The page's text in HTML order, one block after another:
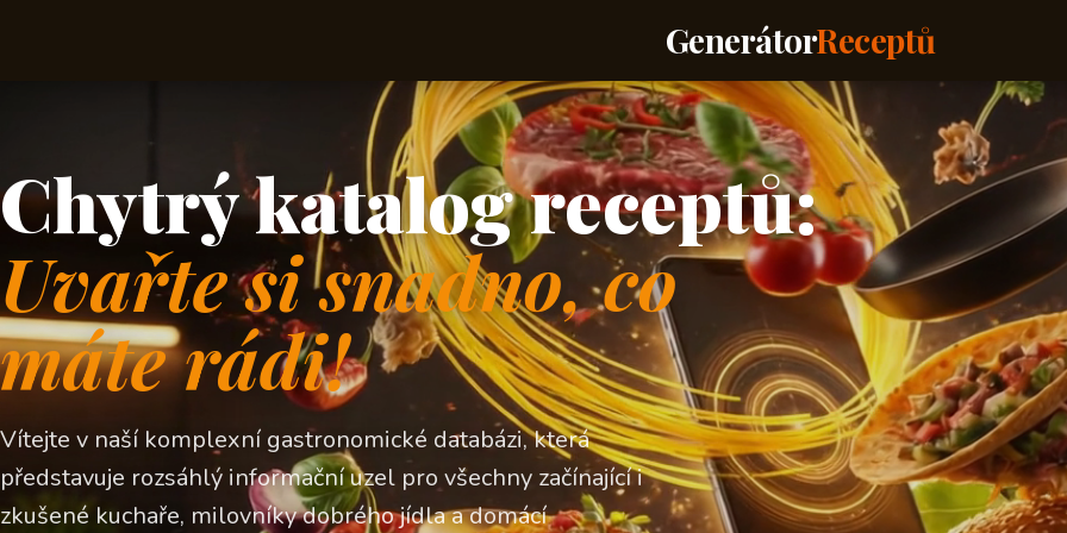
GenerátorReceptů
Chytrý katalog receptů:
Uvařte si snadno, co
máte rádi!
Vítejte v naší komplexní gastronomické databázi, která
představuje rozsáhlý informační uzel pro všechny začínající i
zkušené kuchaře, milovníky dobrého jídla a domácí